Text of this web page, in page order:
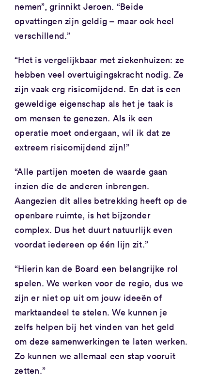
nemen”, grinnikt Jeroen. “Beide
opvattingen zijn geldig – maar ook heel
verschillend.”
“Het is vergelijkbaar met ziekenhuizen: ze
hebben veel overtuigingskracht nodig. Ze
zijn vaak erg risicomijdend. En dat is een
geweldige eigenschap als het je taak is
om mensen te genezen. Als ik een
operatie moet ondergaan, wil ik dat ze
extreem risicomijdend zijn!”
“Alle partijen moeten de waarde gaan
inzien die de anderen inbrengen.
Aangezien dit alles betrekking heeft op de
openbare ruimte, is het bijzonder
complex. Dus het duurt natuurlijk even
voordat iedereen op één lijn zit.”
“Hierin kan de Board een belangrijke rol
spelen. We werken voor de regio, dus we
zijn er niet op uit om jouw ideeën of
marktaandeel te stelen. We kunnen je
zelfs helpen bij het vinden van het geld
om deze samenwerkingen te laten werken.
Zo kunnen we allemaal een stap vooruit
zetten.”